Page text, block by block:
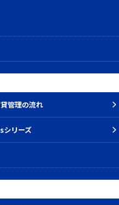
管理の流れ
シリーズ